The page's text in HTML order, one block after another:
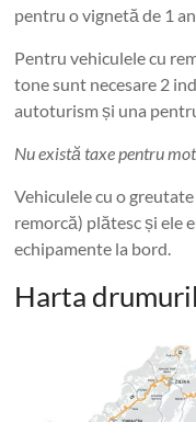
pentru o vignetă de 1
Pentru vehiculele cu
tone sunt necesare 2
autoturism și una
Nu există taxe pentru
Vehiculele cu o
remorcă) plătesc și ele
echipamente la bord.
Harta